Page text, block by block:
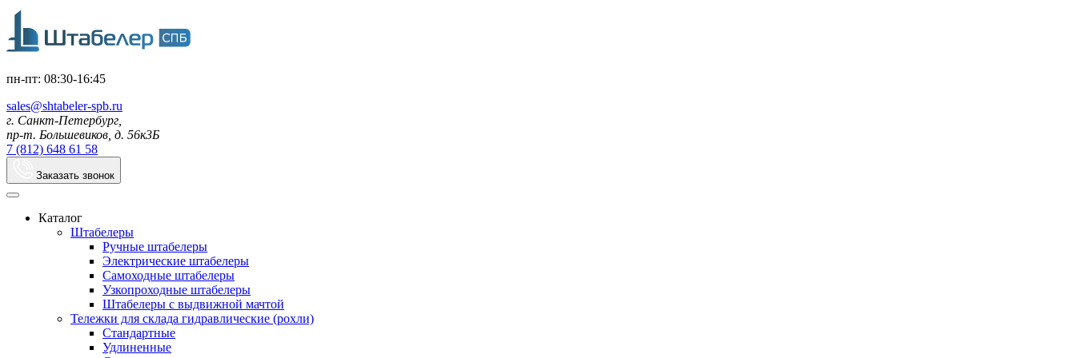
пн-пт: 08:30-16:45
sales@shtabeler-spb.ru
г. Санкт-Петербург,
пр-т. Большевиков, д. 56к3Б
7 (812) 648 61 58
Заказать звонок
Каталог
Штабелеры
Ручные штабелеры
Электрические штабелеры
Самоходные штабелеры
Узкопроходные штабелеры
Штабелеры с выдвижной мачтой
Тележки для склада гидравлические (рохли)
Стандартные
Удлиненные